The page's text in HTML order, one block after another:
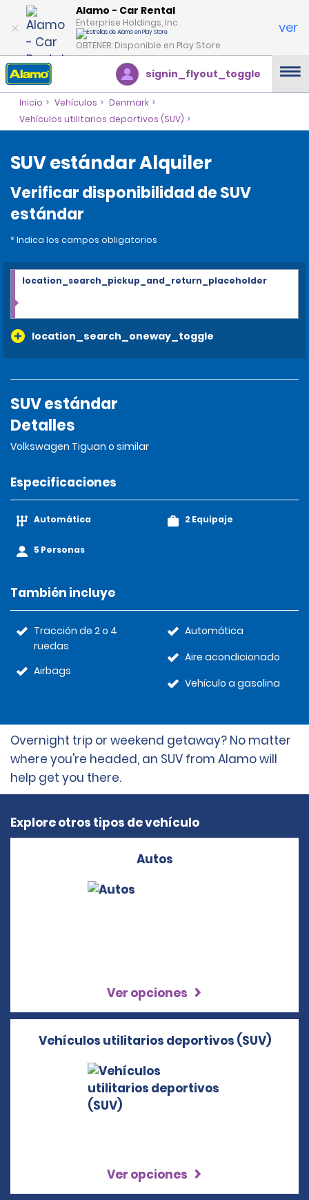
Alamo - Car Rental
Enterprise Holdings, Inc.
OBTENER: Disponible en Play Store
ver
signin_flyout_toggle
Inicio Vehículos
Denmark
Vehículos utilitarios deportivos (SUV)
SUV estándar Alquiler
Verificar disponibilidad de SUV
estándar
* Indica los campos obligatorios
location_search_oneway_toggle
location_search_pickup_and_return_placeholder
SUV estándar
Detalles
Volkswagen Tiguan o similar
Especificaciones
Automática
5 Personas
2 Equipaje
También incluye
Tracción de 2 o 4
ruedas
Airbags
Automática
Aire acondicionado
Vehículo a gasolina
Overnight trip or weekend getaway? No matter
where you're headed, an SUV from Alamo will
help get you there.
Explore otros tipos de vehículo
Autos
Ver opciones
Vehículos utilitarios deportivos (SUV)
Ver opciones